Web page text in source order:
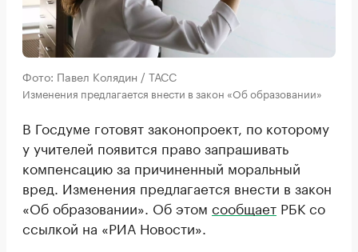
Фото: Павел Колядин / ТАСС
Изменения предлагается внести в закон «Об образовании»
В Госдуме готовят законопроект, по которому
у учителей появится право запрашивать
компенсацию за причиненный моральный
вред. Изменения предлагается внести в закон
«Об образовании». Об этом сообщает РБК со
ссылкой на «РИА Новости».